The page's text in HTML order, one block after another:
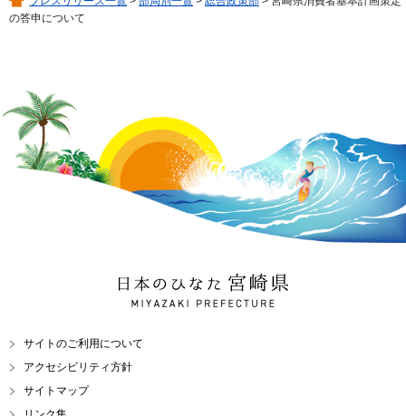
の答申について
日本のひなた 宮崎県
MIYAZAKI PREFECTURE
サイトのご利用について
アクセシビリティ方針
サイトマップ